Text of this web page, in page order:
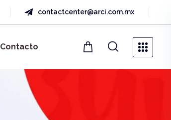
contactcenter@arci.com.mx
Contacto